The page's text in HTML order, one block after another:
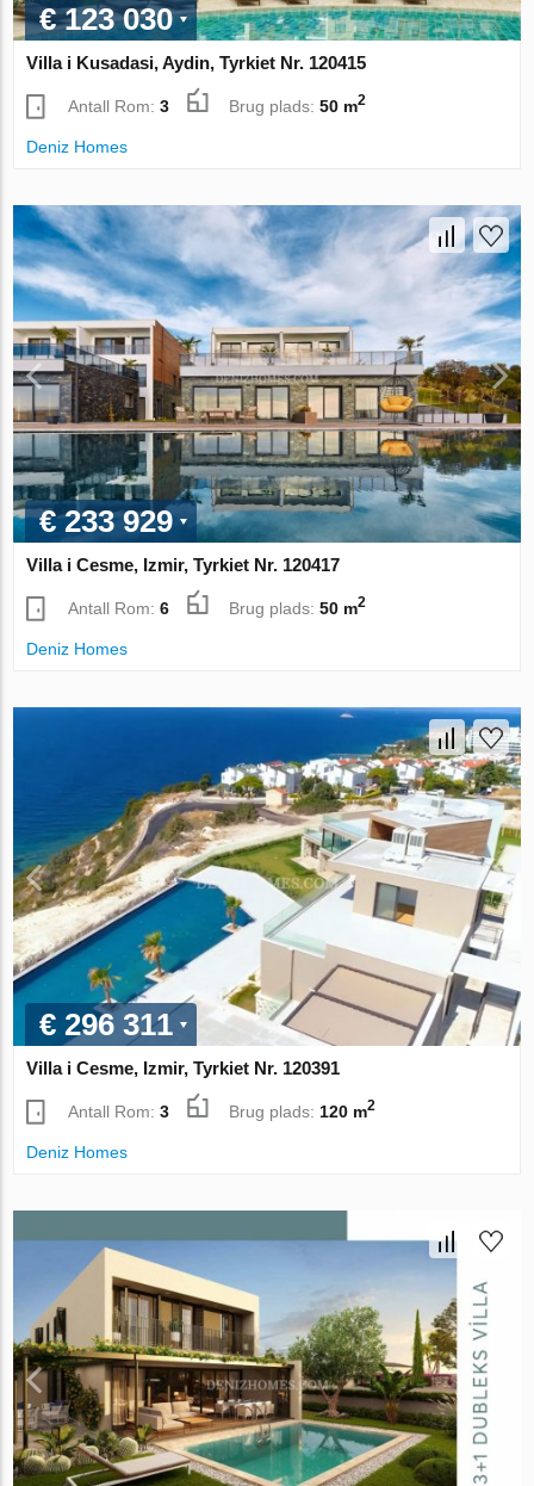
€ 123 030
Villa i Kusadasi, Aydin, Tyrkiet Nr. 120415
Antall Rom:3 Brug plads:50 m2
Deniz Homes
€ 233 929
Villa i Cesme, Izmir, Tyrkiet Nr. 120417
Antall Rom:6 Brug plads:50 m2
Deniz Homes
€ 296 311
Villa i Cesme, Izmir, Tyrkiet Nr. 120391
Antall Rom:3 Brug plads: 120 m2
Deniz Homes